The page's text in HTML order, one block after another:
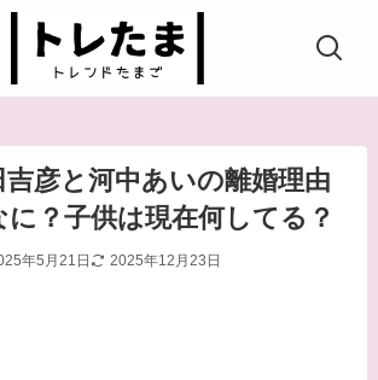
吉彦と河中あいの離婚理由
に？子供は現在何してる？
年5月21日 2025年12月23日